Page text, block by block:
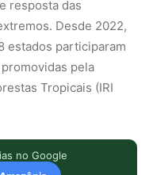
resposta das
Desde 2022,
estados participaram
pela
Tropicais (IRI
no Google